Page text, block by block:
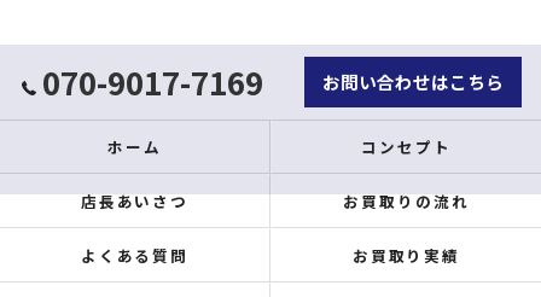
070-9017-7169 お問い合わせはこちら
ホーム コンセプト
店長あいさつ お買取りの流れ
よくある質問 お買取り実績